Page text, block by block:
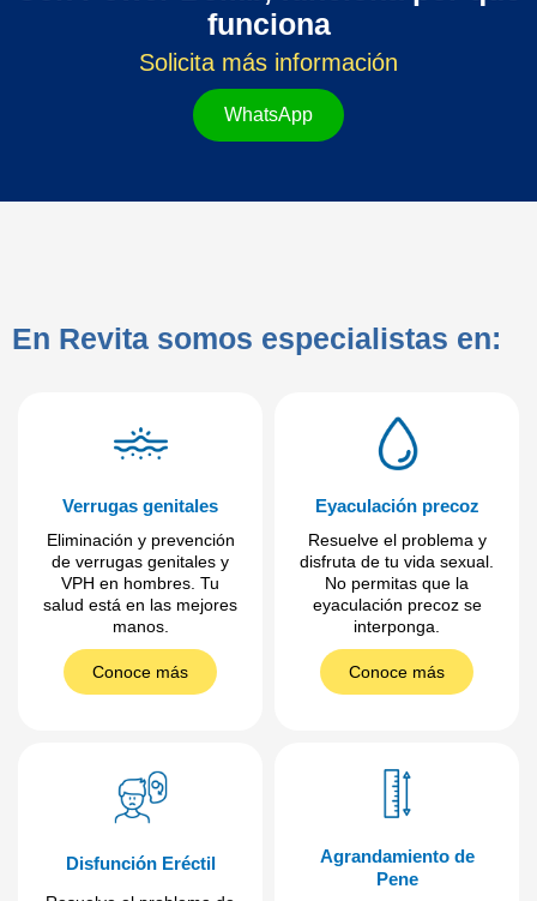
funciona
Solicita más información
WhatsApp
En Revita somos especialistas en:
Verrugas genitales
Eliminación y prevención
de verrugas genitales y
VPH en hombres. Tu
salud está en las mejores
manos.
Conoce más
Eyaculación precoz
Resuelve el problema y
disfruta de tu vida sexual.
No permitas que la
eyaculación precoz se
interponga.
Conoce más
Disfunción Eréctil
Agrandamiento de
Pene